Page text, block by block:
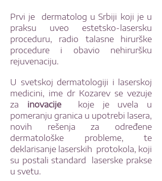
Prvi je dermatolog u Srbiji koji je u
praksu uveo estetsko-lasersku
proceduru, radio talasne hirurške
procedure i obavio nehiruršku
rejuvenaciju.
U svetskoj dermatologiji i laserskoj
medicini, ime dr Kozarev se vezuje
za inovacije koje je uvela u
pomeranju granica u upotrebi lasera,
novih rešenja za određene
dermatološke probleme, te
deklarisanje laserskih protokola, koji
su postali standard laserske prakse
u svetu.